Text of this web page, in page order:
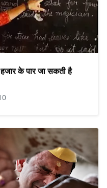
के पार जा सकती है